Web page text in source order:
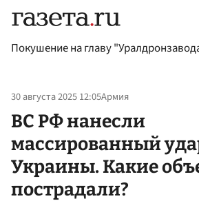
Покушение на главу
30 августа 2025 12:05Армия
ВС РФ нанесли
массированный
Украины. Какие
пострадали?